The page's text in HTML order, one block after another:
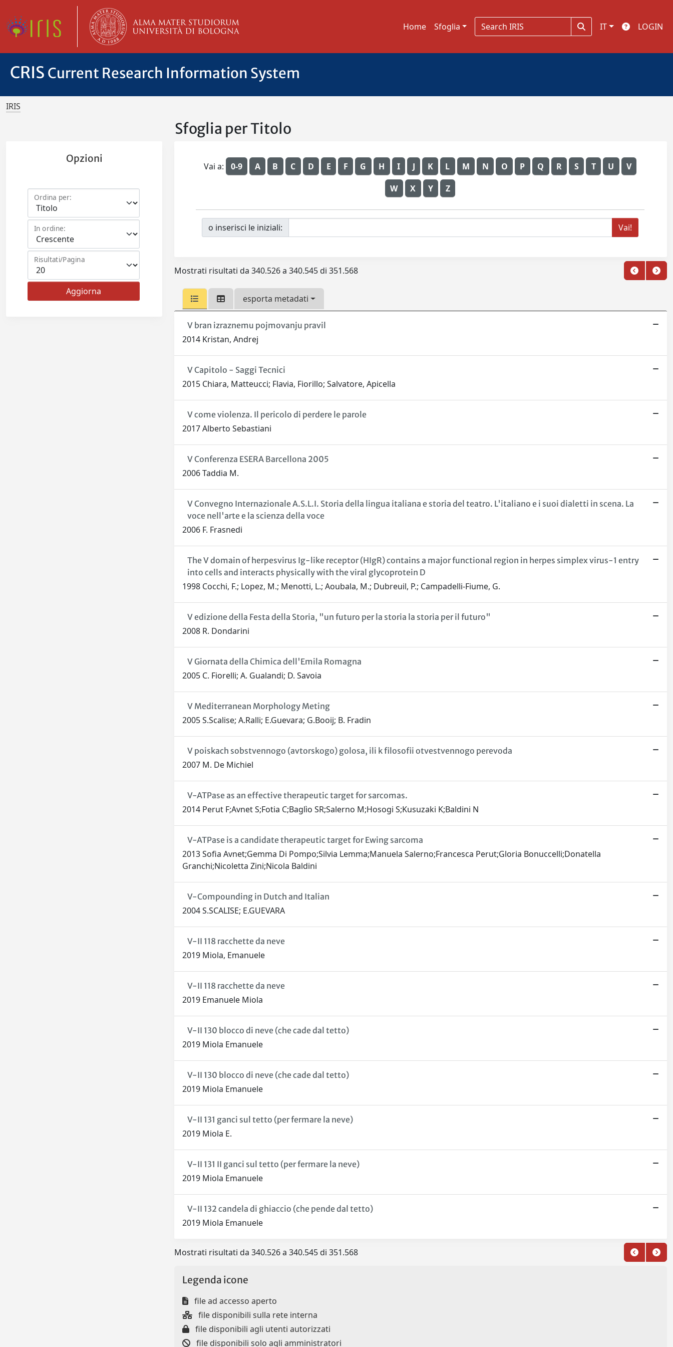
Home Sfoglia IT LOGIN
CRIS Current Research Information System
IRIS
Sfoglia per Titolo
Opzioni
Ordina per:
In ordine:
Risultati/Pagina
Vai a: 0-9 A B C D E F G H I J K L M N O P Q R S T U V
W X Y Z
o inserisci le iniziali:
Mostrati risultati da 340.526 a 340.545 di 351.568
esporta metadati
V bran izraznemu pojmovanju pravil
2014 Kristan, Andrej
V Capitolo - Saggi Tecnici
2015 Chiara, Matteucci; Flavia, Fiorillo; Salvatore, Apicella
V come violenza. Il pericolo di perdere le parole
2017 Alberto Sebastiani
V Conferenza ESERA Barcellona 2005
2006 Taddia M.
V Convegno Internazionale A.S.L.I. Storia della lingua italiana e storia del teatro. L'italiano e i suoi dialetti in scena. La
voce nell'arte e la scienza della voce
2006 F. Frasnedi
The V domain of herpesvirus Ig-like receptor (HIgR) contains a major functional region in herpes simplex virus-1 entry
into cells and interacts physically with the viral glycoprotein D
1998 Cocchi, F.; Lopez, M.; Menotti, L.; Aoubala, M.; Dubreuil, P.; Campadelli-Fiume, G.
V edizione della Festa della Storia, "un futuro per la storia la storia per il futuro"
2008 R. Dondarini
V Giornata della Chimica dell'Emila Romagna
2005 C. Fiorelli; A. Gualandi; D. Savoia
V Mediterranean Morphology Meting
2005 S.Scalise; A.Ralli; E.Guevara; G.Booij; B. Fradin
V poiskach sobstvennogo (avtorskogo) golosa, ili k filosofii otvestvennogo perevoda
2007 M. De Michiel
V-ATPase as an effective therapeutic target for sarcomas.
2014 Perut F;Avnet S;Fotia C;Baglìo SR;Salerno M;Hosogi S;Kusuzaki K;Baldini N
V-ATPase is a candidate therapeutic target for Ewing sarcoma
2013 Sofia Avnet;Gemma Di Pompo;Silvia Lemma;Manuela Salerno;Francesca Perut;Gloria Bonuccelli;Donatella
Granchi;Nicoletta Zini;Nicola Baldini
V-Compounding in Dutch and Italian
2004 S.SCALISE; E.GUEVARA
V-II 118 racchette da neve
2019 Miola, Emanuele
V-II 118 racchette da neve
2019 Emanuele Miola
V-II 130 blocco di neve (che cade dal tetto)
2019 Miola Emanuele
V-II 130 blocco di neve (che cade dal tetto)
2019 Miola Emanuele
V-II 131 ganci sul tetto (per fermare la neve)
2019 Miola E.
V-II 131 II ganci sul tetto (per fermare la neve)
2019 Miola Emanuele
V-II 132 candela di ghiaccio (che pende dal tetto)
2019 Miola Emanuele
Mostrati risultati da 340.526 a 340.545 di 351.568
Legenda icone
file ad accesso aperto
file disponibili sulla rete interna
file disponibili agli utenti autorizzati
file disponibili solo agli amministratori